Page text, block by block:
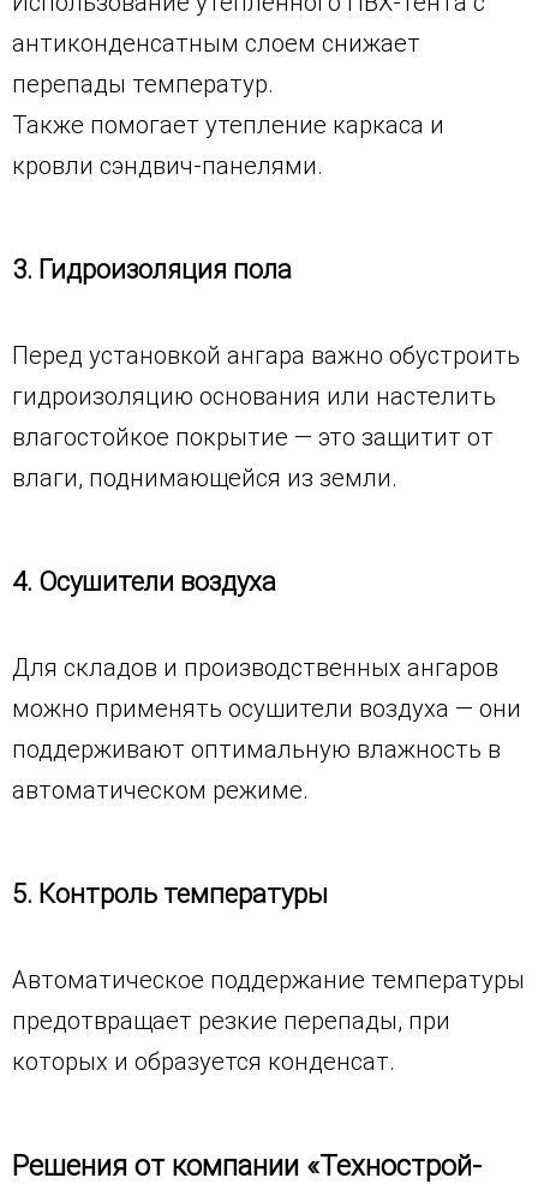
антиконденсатным слоем снижает
перепады температур.
Также помогает утепление каркаса и
кровли сэндвич-панелями.
3. Гидроизоляция пола
Перед установкой ангара важно обустроить
гидроизоляцию основания или настелить
влагостойкое покрытие — это защитит от
влаги, поднимающейся из земли.
4. Осушители воздуха
Для складов и производственных ангаров
можно применять осушители воздуха — они
поддерживают оптимальную влажность в
автоматическом режиме.
5. Контроль температуры
Автоматическое поддержание температуры
предотвращает резкие перепады, при
которых и образуется конденсат.
Решения от компании «Технострой-